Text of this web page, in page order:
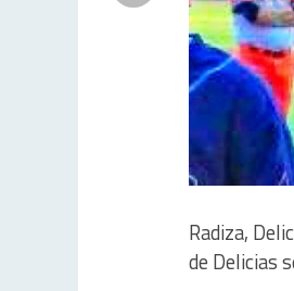
Radiza,
de Delicias